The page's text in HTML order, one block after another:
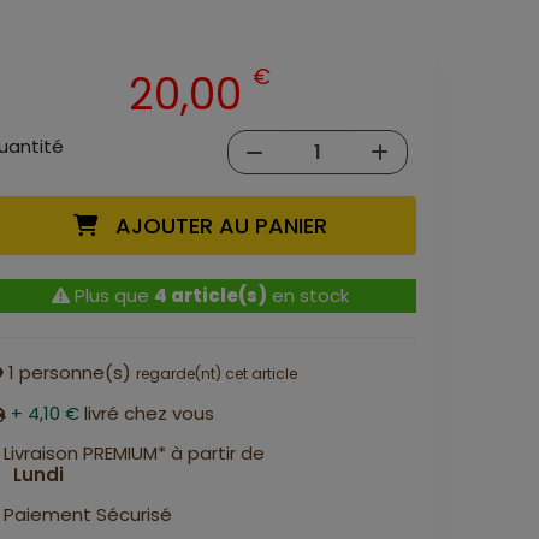
20,00 €
AJOUTER AU PANIER
Plus que 4 article(s) en stock
1 personne(s) regarde(nt) cet article
+ 4,10 €livré chez vous
Livraison PREMIUM* à partir de
Lundi
Paiement Sécurisé